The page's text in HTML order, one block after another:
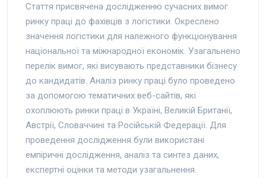
Стаття присвячена дослідженню сучасних вимог
ринку праці до фахівців з логістики. Окреслено
значення логістики для належного функціонування
національної та міжнародної економік. Узагальнено
перелік вимог, які висувають представники бізнесу
до кандидатів. Аналіз ринку праці було проведено
за допомогою тематичних веб-сайтів, які
охоплюють ринки праці в Україні, Великій Британії,
Австрії, Словаччині та Російській Федерації. Для
проведення дослідження були використані
емпіричні дослідження, аналіз та синтез даних,
експертні оцінки та методи узагальнення.